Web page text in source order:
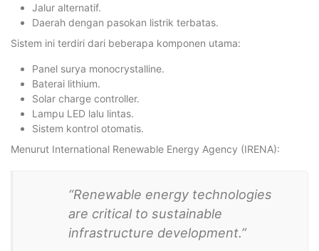
Jalur alternatif.
Daerah dengan pasokan listrik terbatas.
Sistem ini terdiri dari beberapa komponen utama:
Panel surya monocrystalline.
Baterai lithium.
Solar charge controller.
Lampu LED lalu lintas.
Sistem kontrol otomatis.
Menurut International Renewable Energy Agency (IRENA):
“Renewable energy technologies
are critical to sustainable
infrastructure development.”